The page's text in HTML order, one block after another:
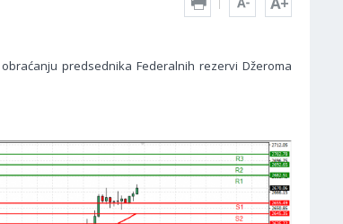
predsednika Federalnih rezervi Džeroma